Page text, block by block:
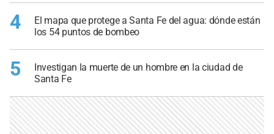
4
El mapa que protege a Santa Fe del agua: dónde están
los 54 puntos de bombeo
5
Investigan la muerte de un hombre en la ciudad de
Santa Fe